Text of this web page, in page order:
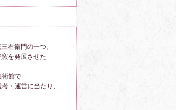
右衛門の一つ。
を発展させた
術館で
・運営に当たり、